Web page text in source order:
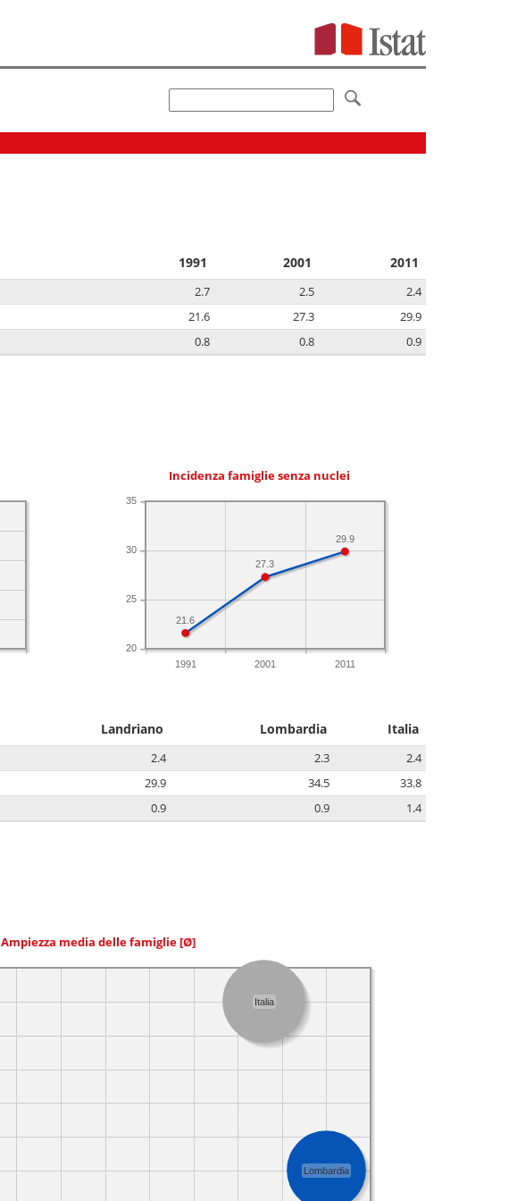
1991 2001 2011
2.7 2.5
2.4
21.6 27.3
29.9
0.8 0.8 0.9
Incidenza famiglie senza nuclei
1991 2001 2011
20
25
30
35
29.9
27.3
21.6
Landriano Lombardia Italia
2.4 2.3
2.4
29.9 34.5
33.8
0.9 0.9 1.4
Ampiezza media delle famiglie [Ø]
Italia
Lombardia